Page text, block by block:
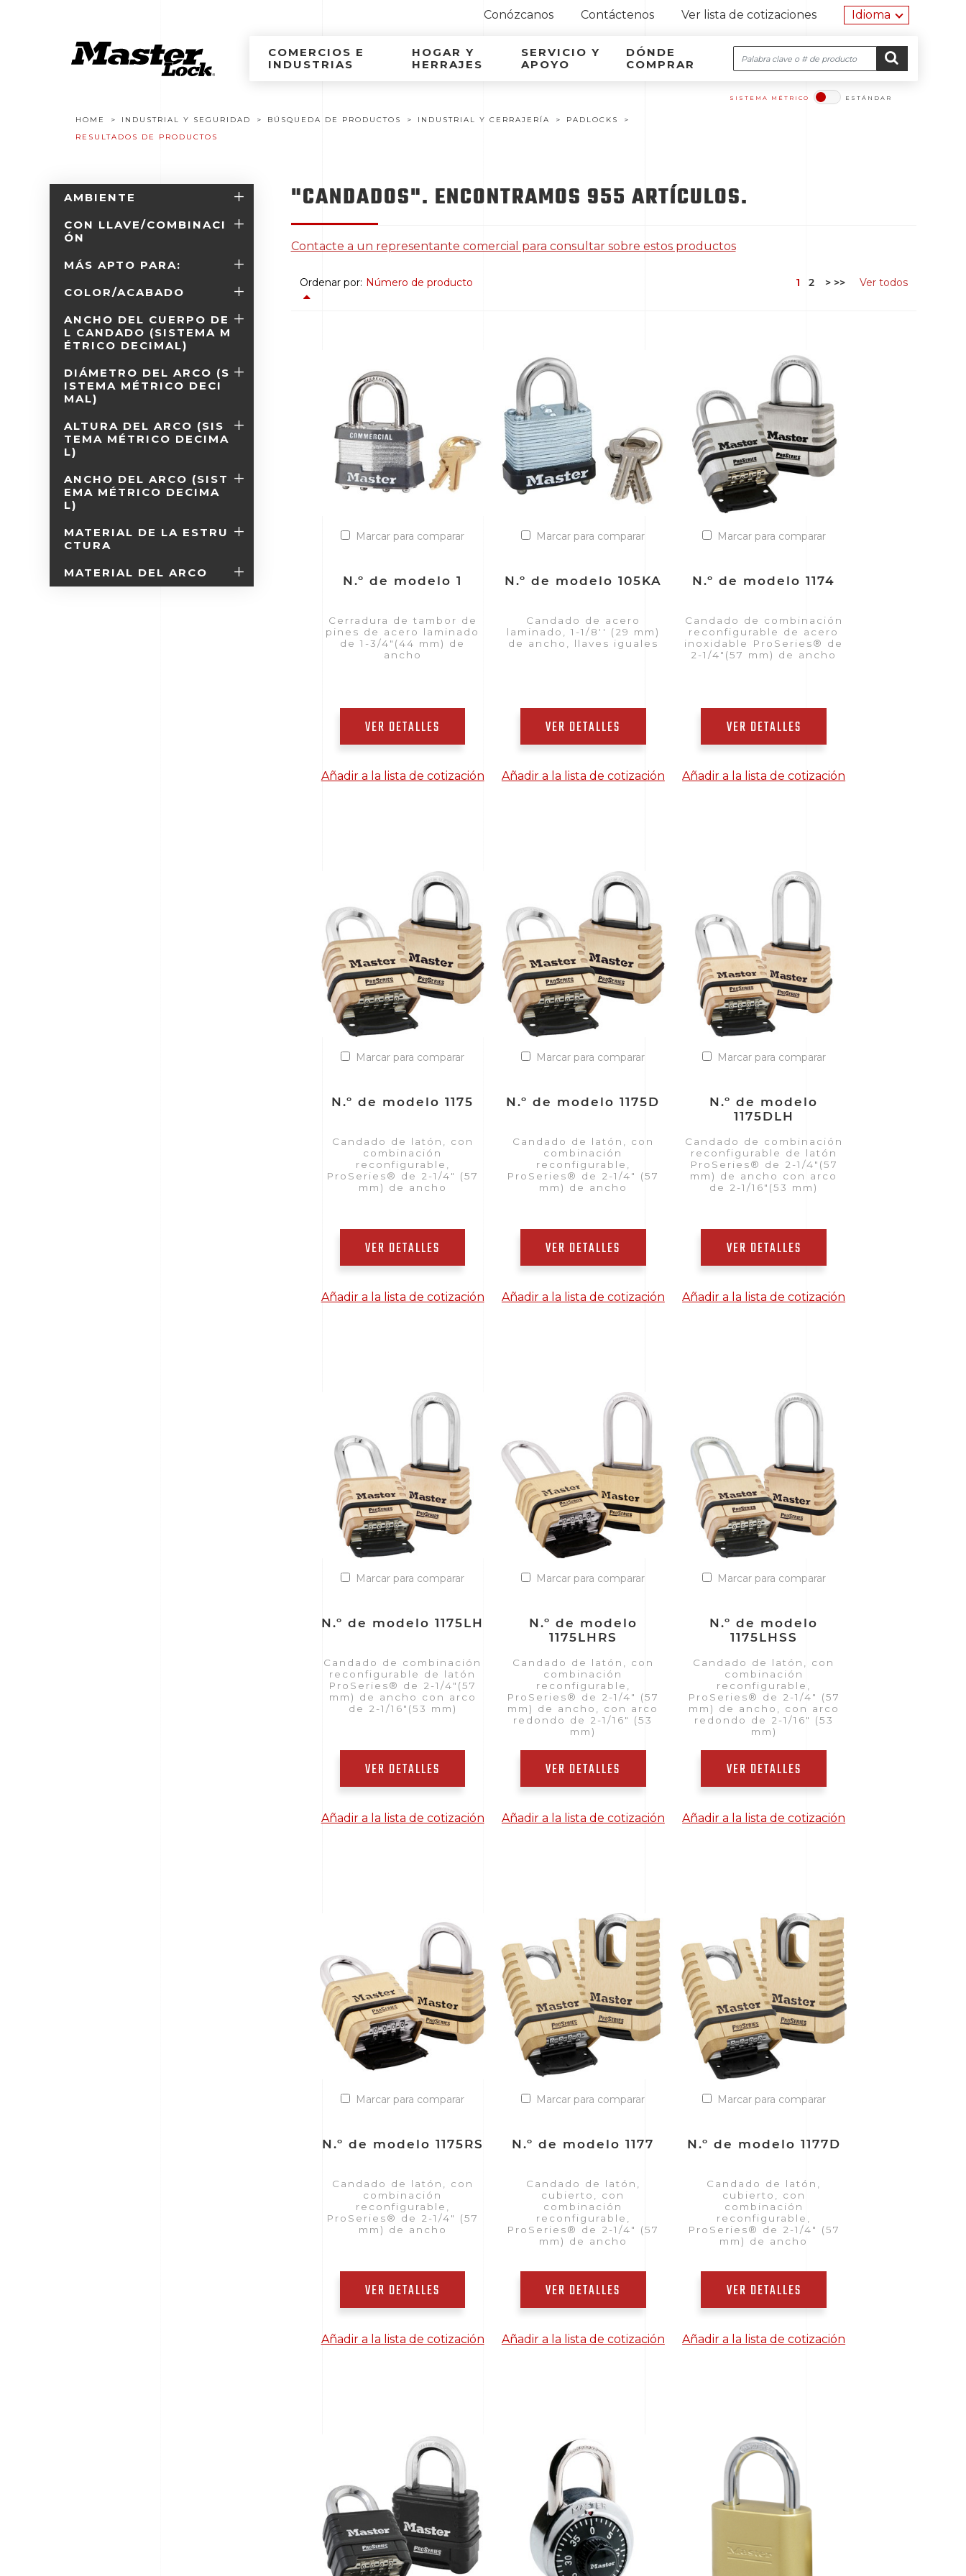
Ir al contenido
Conózcanos Contáctenos Ver lista de cotizaciones Idioma
Navegación por el sitio
Ir al contenido
COMERCIOS E
INDUSTRIAS
HOGAR Y
HERRAJES
SERVICIO Y
APOYO
DÓNDE
COMPRAR
Buscar
HOME INDUSTRIAL Y SEGURIDAD BÚSQUEDA DE PRODUCTOS INDUSTRIAL Y CERRAJERÍA
PADLOCKS
RESULTADOS DE PRODUCTOS
SISTEMA MÉTRICO ESTÁNDAR​​​​​​​
AMBIENTE
CON LLAVE/COMBINACI
ÓN
MÁS APTO PARA:
COLOR/ACABADO
ANCHO DEL CUERPO DE
L CANDADO (SISTEMA M
ÉTRICO DECIMAL)
DIÁMETRO DEL ARCO (S
ISTEMA MÉTRICO DECI
MAL)
ALTURA DEL ARCO (SIS
TEMA MÉTRICO DECIMA
L)
ANCHO DEL ARCO (SIST
EMA MÉTRICO DECIMA
L)
MATERIAL DE LA ESTRU
CTURA
MATERIAL DEL ARCO
"CANDADOS". ENCONTRAMOS 955 ARTÍCULOS.
Contacte a un representante comercial para consultar sobre estos productos
Ordenar por: Número de producto 1 2 > >> Ver todos
Marcar para comparar
N.º de modelo 1
Cerradura de tambor de
pines de acero laminado
de 1-3/4"(44 mm) de
ancho
VER DETALLES
Añadir a la lista de cotización
Marcar para comparar
N.º de modelo 105KA
Candado de acero
laminado, 1-1/8'' (29 mm)
de ancho, llaves iguales
VER DETALLES
Añadir a la lista de cotización
Marcar para comparar
N.º de modelo 1174
Candado de combinación
reconfigurable de acero
inoxidable ProSeries® de
2-1/4"(57 mm) de ancho
VER DETALLES
Añadir a la lista de cotización
Marcar para comparar
N.º de modelo 1175
Candado de latón, con
combinación
reconfigurable,
ProSeries® de 2-1/4" (57
mm) de ancho
VER DETALLES
Añadir a la lista de cotización
Marcar para comparar
N.º de modelo 1175D
Candado de latón, con
combinación
reconfigurable,
ProSeries® de 2-1/4" (57
mm) de ancho
VER DETALLES
Añadir a la lista de cotización
Marcar para comparar
N.º de modelo
1175DLH
Candado de combinación
reconfigurable de latón
ProSeries® de 2-1/4"(57
mm) de ancho con arco
de 2-1/16"(53 mm)
VER DETALLES
Añadir a la lista de cotización
Marcar para comparar
N.º de modelo 1175LH
Candado de combinación
reconfigurable de latón
ProSeries® de 2-1/4"(57
mm) de ancho con arco
de 2-1/16"(53 mm)
VER DETALLES
Añadir a la lista de cotización
Marcar para comparar
N.º de modelo
1175LHRS
Candado de latón, con
combinación
reconfigurable,
ProSeries® de 2-1/4" (57
mm) de ancho, con arco
redondo de 2-1/16" (53
mm)
VER DETALLES
Añadir a la lista de cotización
Marcar para comparar
N.º de modelo
1175LHSS
Candado de latón, con
combinación
reconfigurable,
ProSeries® de 2-1/4" (57
mm) de ancho, con arco
redondo de 2-1/16" (53
mm)
VER DETALLES
Añadir a la lista de cotización
Marcar para comparar
N.º de modelo 1175RS
Candado de latón, con
combinación
reconfigurable,
ProSeries® de 2-1/4" (57
mm) de ancho
VER DETALLES
Añadir a la lista de cotización
Marcar para comparar
N.º de modelo 1177
Candado de latón,
cubierto, con
combinación
reconfigurable,
ProSeries® de 2-1/4" (57
mm) de ancho
VER DETALLES
Añadir a la lista de cotización
Marcar para comparar
N.º de modelo 1177D
Candado de latón,
cubierto, con
combinación
reconfigurable,
ProSeries® de 2-1/4" (57
mm) de ancho
VER DETALLES
Añadir a la lista de cotización